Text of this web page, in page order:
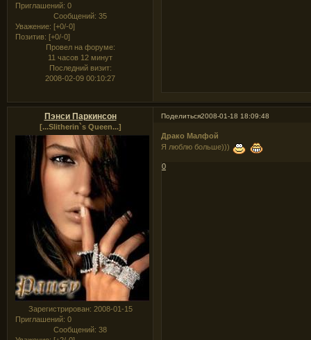
Приглашений: 0
Сообщений: 35
Уважение: [+0/-0]
Позитив: [+0/-0]
Провел на форуме:
11 часов 12 минут
Последний визит:
2008-02-09 00:10:27
Поделиться2008-01-18 18:09:48
Пэнси Паркинсон
[...Slitherin`s Queen...]
Зарегистрирован: 2008-01-15
Приглашений: 0
Сообщений: 38
Драко Малфой
Я люблю больше)))
0